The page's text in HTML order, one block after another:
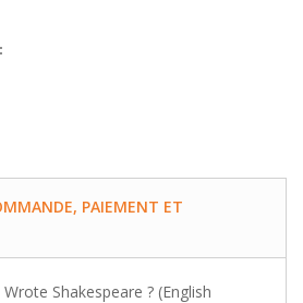
PAIEMENT ET
Shakespeare ? (English